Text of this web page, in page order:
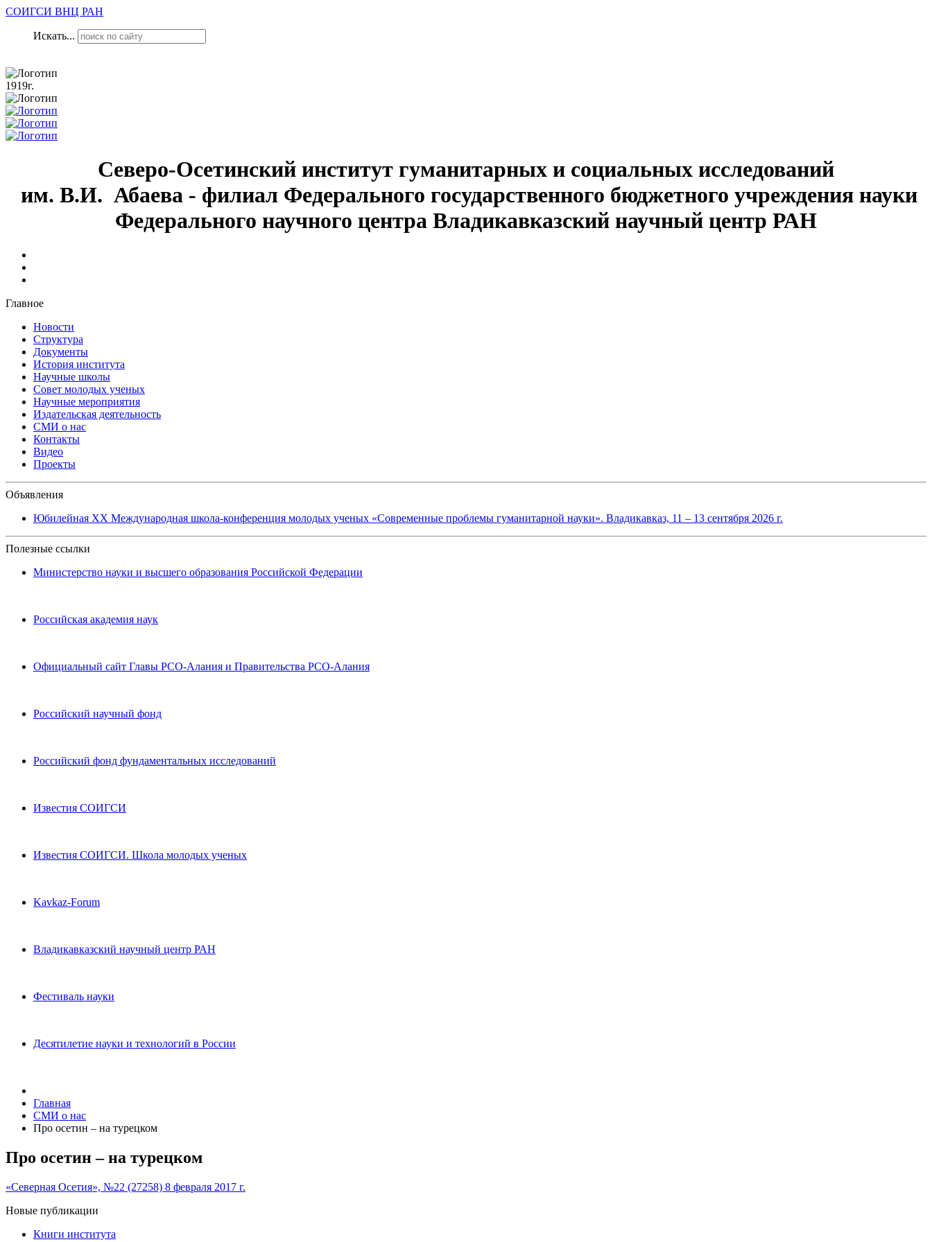
СОИГСИ ВНЦ РАН
Искать...
1919г.
Северо-Осетинский институт гуманитарных и социальных исследований
им. В.И. Абаева - филиал Федерального государственного бюджетного учреждения науки
Федерального научного центра Владикавказский научный центр РАН
Главное
Новости
Структура
Документы
История института
Научные школы
Совет молодых ученых
Научные мероприятия
Издательская деятельность
СМИ о нас
Контакты
Видео
Проекты
Объявления
Юбилейная XХ Международная школа-конференция молодых ученых «Современные проблемы гуманитарной науки». Владикавказ, 11 – 13 сентября 2026 г.
Полезные ссылки
Министерство науки и высшего образования Российской Федерации
Российская академия наук
Официальный сайт Главы РСО-Алания и Правительства РСО-Алания
Российский научный фонд
Российский фонд фундаментальных исследований
Известия СОИГСИ
Известия СОИГСИ. Школа молодых ученых
Kavkaz-Forum
Владикавказский научный центр РАН
Фестиваль науки
Десятилетие науки и технологий в России
Главная
СМИ о нас
Про осетин – на турецком
Про осетин – на турецком
«Северная Осетия», №22 (27258) 8 февраля 2017 г.
Новые публикации
Книги института